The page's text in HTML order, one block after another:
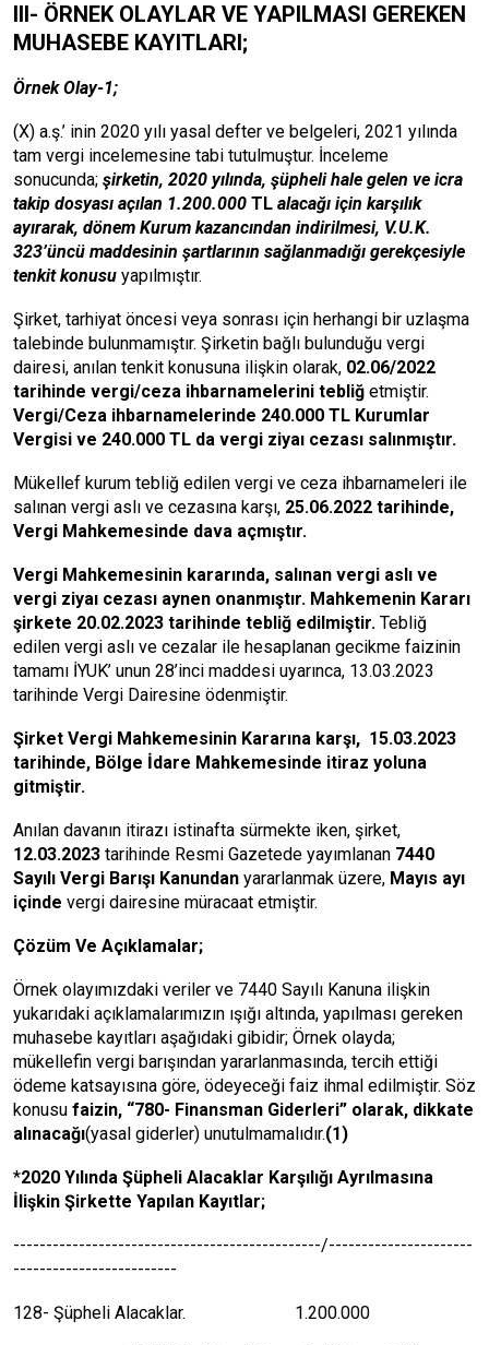
III- ÖRNEK OLAYLAR VE YAPILMASI GEREKEN
MUHASEBE KAYITLARI;
Örnek Olay-1;
(X) a.ş.’ inin 2020 yılı yasal defter ve belgeleri, 2021 yılında
tam vergi incelemesine tabi tutulmuştur. İnceleme
sonucunda; şirketin, 2020 yılında, şüpheli hale gelen ve icra
takip dosyası açılan 1.200.000 TL alacağı için karşılık
ayırarak, dönem Kurum kazancından indirilmesi, V.U.K.
323’üncü maddesinin şartlarının sağlanmadığı gerekçesiyle
tenkit konusu yapılmıştır.
Şirket, tarhiyat öncesi veya sonrası için herhangi bir uzlaşma
talebinde bulunmamıştır. Şirketin bağlı bulunduğu vergi
dairesi, anılan tenkit konusuna ilişkin olarak, 02.06/2022
tarihinde vergi/ceza ihbarnamelerini tebliğ etmiştir.
Vergi/Ceza ihbarnamelerinde 240.000 TL Kurumlar
Vergisi ve 240.000 TL da vergi ziyaı cezası salınmıştır.
Mükellef kurum tebliğ edilen vergi ve ceza ihbarnameleri ile
salınan vergi aslı ve cezasına karşı, 25.06.2022 tarihinde,
Vergi Mahkemesinde dava açmıştır.
Vergi Mahkemesinin kararında, salınan vergi aslı ve
vergi ziyaı cezası aynen onanmıştır. Mahkemenin Kararı
şirkete 20.02.2023 tarihinde tebliğ edilmiştir. Tebliğ
edilen vergi aslı ve cezalar ile hesaplanan gecikme faizinin
tamamı İYUK’ unun 28’inci maddesi uyarınca, 13.03.2023
tarihinde Vergi Dairesine ödenmiştir.
Şirket Vergi Mahkemesinin Kararına karşı, 15.03.2023
tarihinde, Bölge İdare Mahkemesinde itiraz yoluna
gitmiştir.
Anılan davanın itirazı istinafta sürmekte iken, şirket,
12.03.2023 tarihinde Resmi Gazetede yayımlanan 7440
Sayılı Vergi Barışı Kanundan yararlanmak üzere, Mayıs ayı
içinde vergi dairesine müracaat etmiştir.
Çözüm Ve Açıklamalar;
Örnek olayımızdaki veriler ve 7440 Sayılı Kanuna ilişkin
yukarıdaki açıklamalarımızın ışığı altında, yapılması gereken
muhasebe kayıtları aşağıdaki gibidir; Örnek olayda;
mükellefin vergi barışından yararlanmasında, tercih ettiği
ödeme katsayısına göre, ödeyeceği faiz ihmal edilmiştir. Söz
konusu faizin, “780- Finansman Giderleri” olarak, dikkate
alınacağı(yasal giderler) unutulmamalıdır.(1)
*2020 Yılında Şüpheli Alacaklar Karşılığı Ayrılmasına
İlişkin Şirkette Yapılan Kayıtlar;
-----------------------------------------------/----------------------
-------------------------
128- Şüpheli Alacaklar. 1.200.000